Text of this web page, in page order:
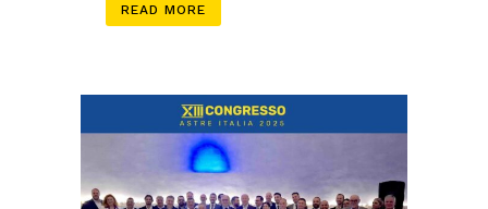
READ MORE